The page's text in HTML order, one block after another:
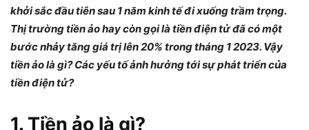
khởi sắc đầu tiên sau 1 năm kinh tế đi xuống trầm trọng.
Thị trường tiền ảo hay còn gọi là tiền điện tử đã có một
bước nhảy tăng giá trị lên 20% trong tháng 1 2023. Vậy
tiền ảo là gì? Các yếu tố ảnh hưởng tới sự phát triển của
tiền điện tử?
1. Tiền ảo là gì?